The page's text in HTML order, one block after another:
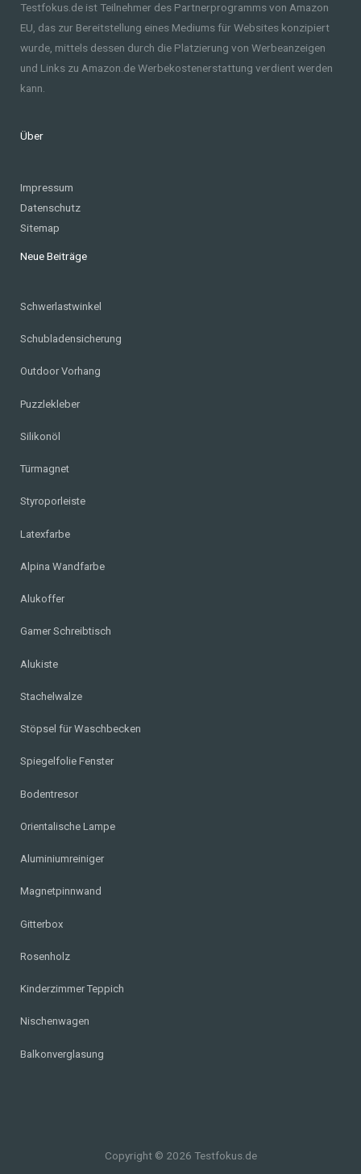
Testfokus.de ist Teilnehmer des Partnerprogramms von Amazon
EU, das zur Bereitstellung eines Mediums für Websites konzipiert
wurde, mittels dessen durch die Platzierung von Werbeanzeigen
und Links zu Amazon.de Werbekostenerstattung verdient werden
kann.
Über
Impressum
Datenschutz
Sitemap
Neue Beiträge
Schwerlastwinkel
Schubladensicherung
Outdoor Vorhang
Puzzlekleber
Silikonöl
Türmagnet
Styroporleiste
Latexfarbe
Alpina Wandfarbe
Alukoffer
Gamer Schreibtisch
Alukiste
Stachelwalze
Stöpsel für Waschbecken
Spiegelfolie Fenster
Bodentresor
Orientalische Lampe
Aluminiumreiniger
Magnetpinnwand
Gitterbox
Rosenholz
Kinderzimmer Teppich
Nischenwagen
Balkonverglasung
Copyright © 2026 Testfokus.de